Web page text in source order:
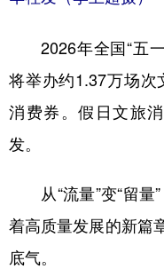
2026年全国“五一
将举办约1.37万场
消费券。假日文旅
发。
从“流量”变“留量”
着高质量发展的新篇
底气。